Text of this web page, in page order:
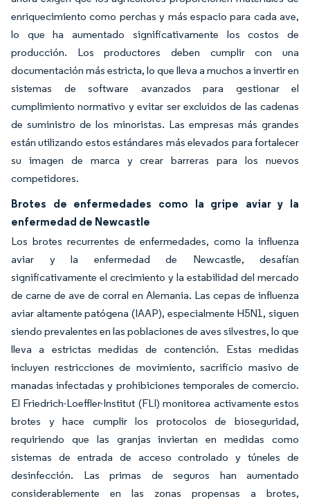
enriquecimiento como perchas y más espacio para cada ave,
lo que ha aumentado significativamente los costos de
producción. Los productores deben cumplir con una
documentación más estricta, lo que lleva a muchos a invertir en
sistemas de software avanzados para gestionar el
cumplimiento normativo y evitar ser excluidos de las cadenas
de suministro de los minoristas. Las empresas más grandes
están utilizando estos estándares más elevados para fortalecer
su imagen de marca y crear barreras para los nuevos
competidores.
Brotes de enfermedades como la gripe aviar y la
enfermedad de Newcastle
Los brotes recurrentes de enfermedades, como la influenza
aviar y la enfermedad de Newcastle, desafían
significativamente el crecimiento y la estabilidad del mercado
de carne de ave de corral en Alemania. Las cepas de influenza
aviar altamente patógena (IAAP), especialmente H5N1, siguen
siendo prevalentes en las poblaciones de aves silvestres, lo que
lleva a estrictas medidas de contención. Estas medidas
incluyen restricciones de movimiento, sacrificio masivo de
manadas infectadas y prohibiciones temporales de comercio.
El Friedrich-Loeffler-Institut (FLI) monitorea activamente estos
brotes y hace cumplir los protocolos de bioseguridad,
requiriendo que las granjas inviertan en medidas como
sistemas de entrada de acceso controlado y túneles de
desinfección. Las primas de seguros han aumentado
considerablemente en las zonas propensas a brotes,